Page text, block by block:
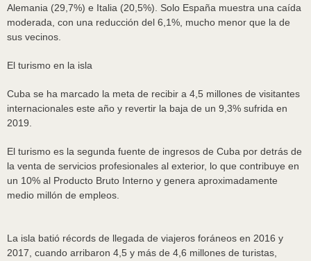
Alemania (29,7%) e Italia (20,5%). Solo España muestra una caída
moderada, con una reducción del 6,1%, mucho menor que la de
sus vecinos.
El turismo en la isla
Cuba se ha marcado la meta de recibir a 4,5 millones de visitantes
internacionales este año y revertir la baja de un 9,3% sufrida en
2019.
El turismo es la segunda fuente de ingresos de Cuba por detrás de
la venta de servicios profesionales al exterior, lo que contribuye en
un 10% al Producto Bruto Interno y genera aproximadamente
medio millón de empleos.
La isla batió récords de llegada de viajeros foráneos en 2016 y
2017, cuando arribaron 4,5 y más de 4,6 millones de turistas,